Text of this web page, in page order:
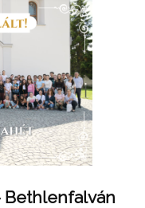
Bethlenfalván